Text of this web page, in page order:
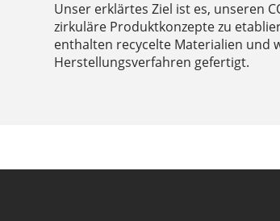
Unser erklärtes Ziel ist es, unseren
zirkuläre Produktkonzepte zu
enthalten recycelte Materialien
Herstellungsverfahren gefertigt.